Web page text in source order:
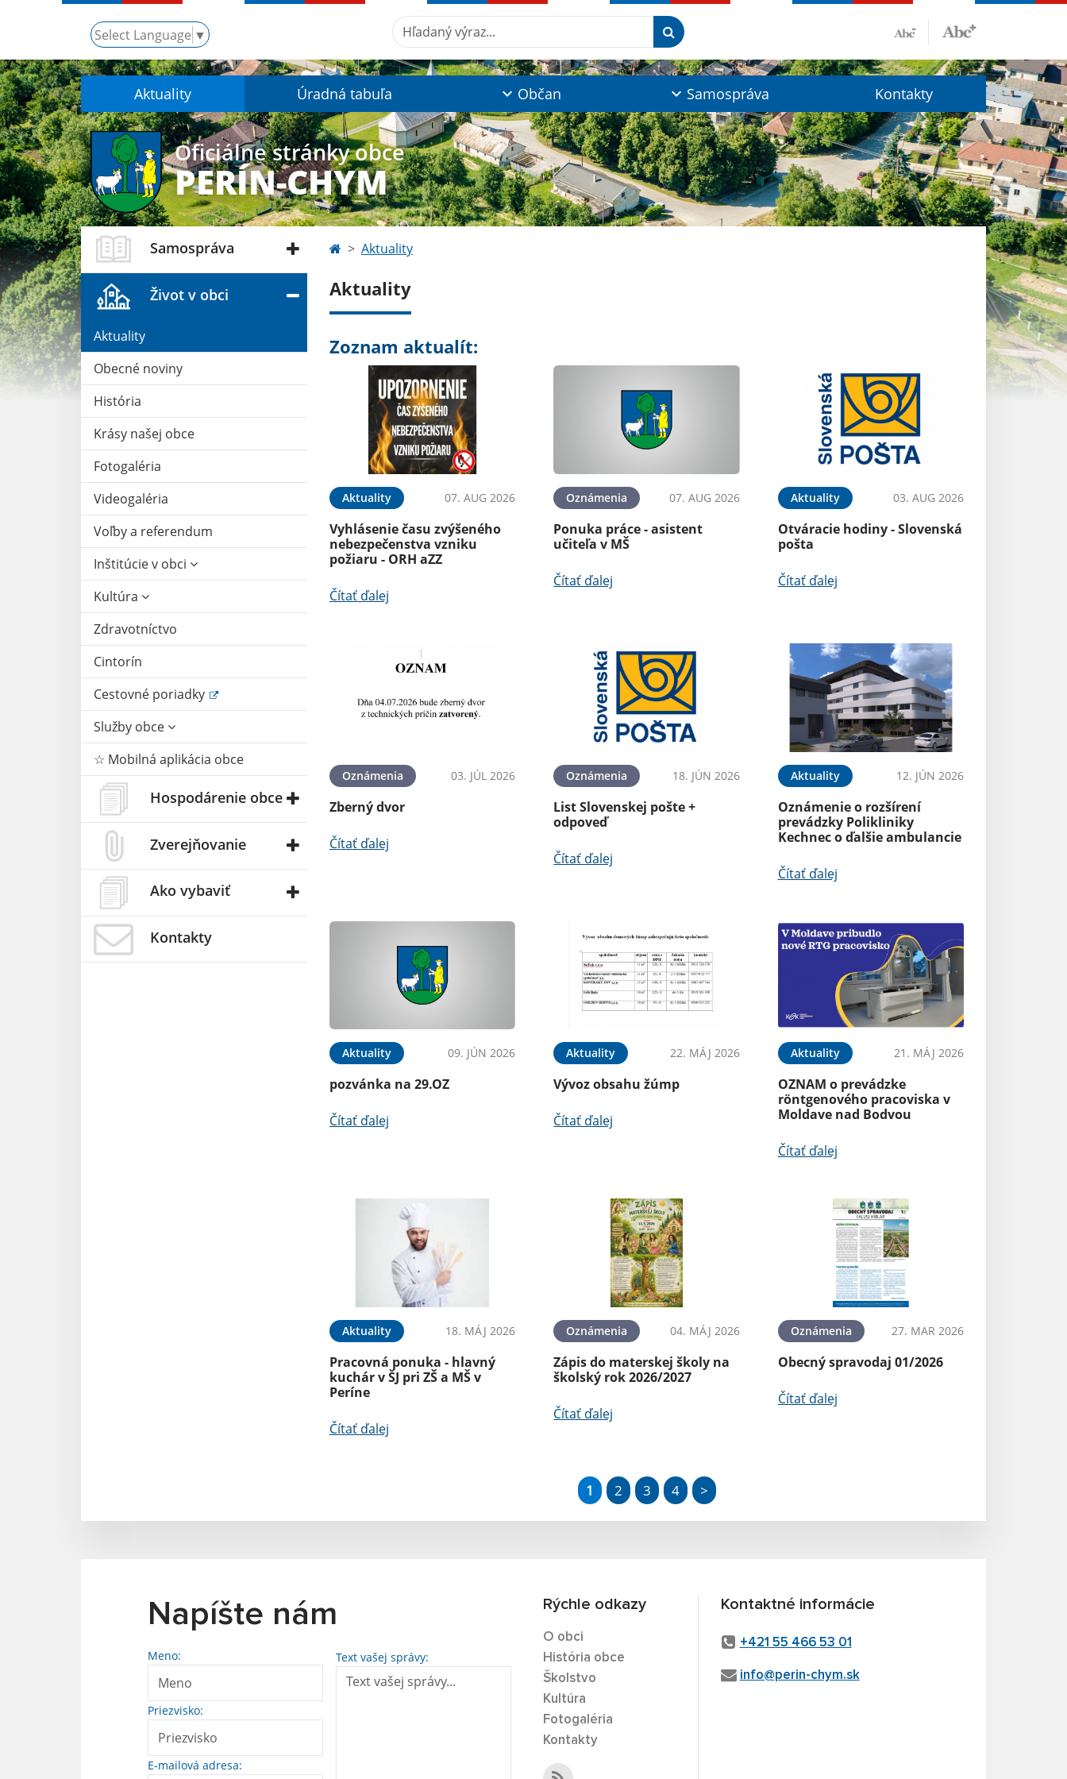
Select Language ▼
Hľadaný výraz...
Aktuality Úradná tabuľa Občan Samospráva Kontakty
Oficiálne stránky obce
PERÍN-CHYM
Samospráva
Život v obci
Aktuality
Obecné noviny
História
Krásy našej obce
Fotogaléria
Videogaléria
Voľby a referendum
Inštitúcie v obci
Kultúra
Zdravotníctvo
Cintorín
Cestovné poriadky
Služby obce
☆ Mobilná aplikácia obce
Hospodárenie obce
Zverejňovanie
Ako vybaviť
Kontakty
Aktuality
Aktuality
Zoznam aktualít:
Aktuality 07. AUG 2026
Vyhlásenie času zvýšeného
nebezpečenstva vzniku
požiaru - ORH aZZ
Čítať ďalej
Oznámenia 07. AUG 2026
Ponuka práce - asistent
učiteľa v MŠ
Čítať ďalej
Aktuality 03. AUG 2026
Otváracie hodiny - Slovenská
pošta
Čítať ďalej
Oznámenia 03. JÚL 2026
Zberný dvor
Čítať ďalej
Oznámenia 18. JÚN 2026
List Slovenskej pošte +
odpoveď
Čítať ďalej
Aktuality 12. JÚN 2026
Oznámenie o rozšírení
prevádzky Polikliniky
Kechnec o ďalšie ambulancie
Čítať ďalej
Aktuality 09. JÚN 2026
pozvánka na 29.OZ
Čítať ďalej
Aktuality 22. MÁJ 2026
Vývoz obsahu žúmp
Čítať ďalej
Aktuality 21. MÁJ 2026
OZNAM o prevádzke
röntgenového pracoviska v
Moldave nad Bodvou
Čítať ďalej
Aktuality 18. MÁJ 2026
Pracovná ponuka - hlavný
kuchár v ŠJ pri ZŠ a MŠ v
Períne
Čítať ďalej
Oznámenia 04. MÁJ 2026
Zápis do materskej školy na
školský rok 2026/2027
Čítať ďalej
Oznámenia 27. MAR 2026
Obecný spravodaj 01/2026
Čítať ďalej
1 2 3 4 >
Napíšte nám
Meno:
Priezvisko:
E-mailová adresa:
Text vašej správy:
Rýchle odkazy
O obci
História obce
Školstvo
Kultúra
Fotogaléria
Kontakty
Kontaktné informácie
+421 55 466 53 01
info@perin-chym.sk